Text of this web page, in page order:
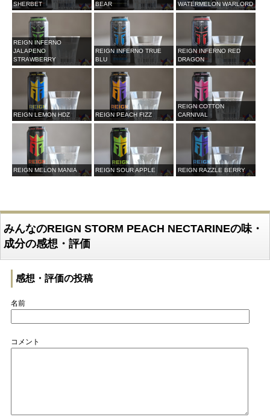
SHERBET
BEAR
WATERMELON WARLORD
REIGN INFERNO
JALAPENO
STRAWBERRY
REIGN INFERNO TRUE
BLU
REIGN INFERNO RED
DRAGON
REIGN LEMON HDZ REIGN PEACH FIZZ
REIGN COTTON
CARNIVAL
REIGN MELON MANIA REIGN SOUR APPLE REIGN RAZZLE BERRY
みんなのREIGN STORM PEACH NECTARINEの味・
成分の感想・評価
感想・評価の投稿
名前
コメント